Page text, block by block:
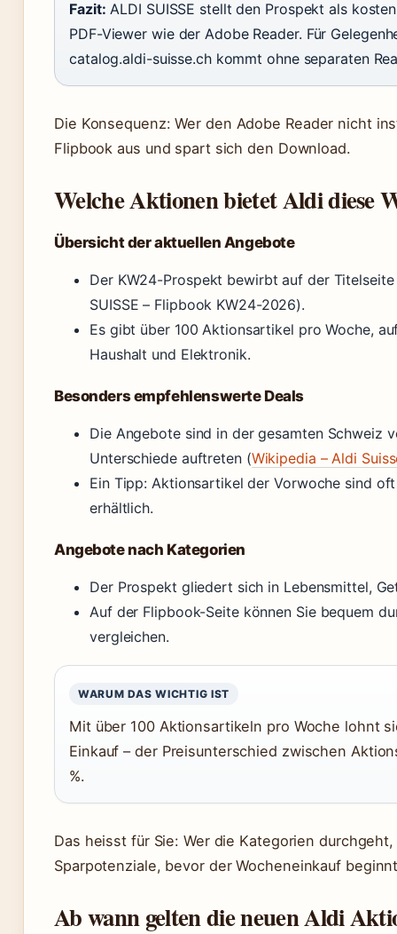
Fazit: ALDI SUISSE stellt den Prospekt als
PDF-Viewer wie der Adobe Reader. Für
catalog.aldi-suisse.ch kommt ohne separaten
Die Konsequenz: Wer den Adobe Reader nicht
Flipbook aus und spart sich den Download.
Welche Aktionen bietet Aldi diese
Übersicht der aktuellen Angebote
Der KW24-Prospekt bewirbt auf der
SUISSE – Flipbook KW24-2026).
Es gibt über 100 Aktionsartikel pro Woche,
Haushalt und Elektronik.
Besonders empfehlenswerte Deals
Die Angebote sind in der gesamten Schweiz
Unterschiede auftreten (Wikipedia – Aldi
Ein Tipp: Aktionsartikel der Vorwoche sind
erhältlich.
Angebote nach Kategorien
Der Prospekt gliedert sich in Lebensmittel,
Auf der Flipbook-Seite können Sie bequem
vergleichen.
WARUM DAS WICHTIG IST
Mit über 100 Aktionsartikeln pro Woche lohnt
Einkauf – der Preisunterschied zwischen
%.
Das heisst für Sie: Wer die Kategorien
Sparpotenziale, bevor der Wocheneinkauf
Ab wann gelten die neuen Aldi